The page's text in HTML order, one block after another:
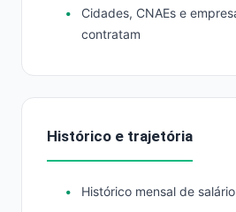
Cidades, CNAEs e
contratam
Histórico e trajetória
Histórico mensal de